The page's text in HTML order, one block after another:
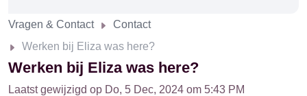
Vragen & Contact
Contact
Werken bij Eliza was here?
Werken bij Eliza was here?
Laatst gewijzigd op Do, 5 Dec, 2024 om 5:43 PM